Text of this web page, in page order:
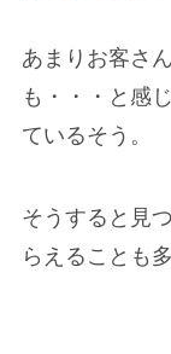
あまりお客さ
も・・・と感
ているそう。
そうすると見
らえることも